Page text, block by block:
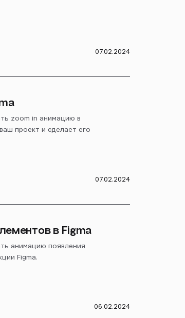
07.02.2024
zoom in анимацию в
проект и сделает его
07.02.2024
в Figma
анимацию появления
Figma.
06.02.2024